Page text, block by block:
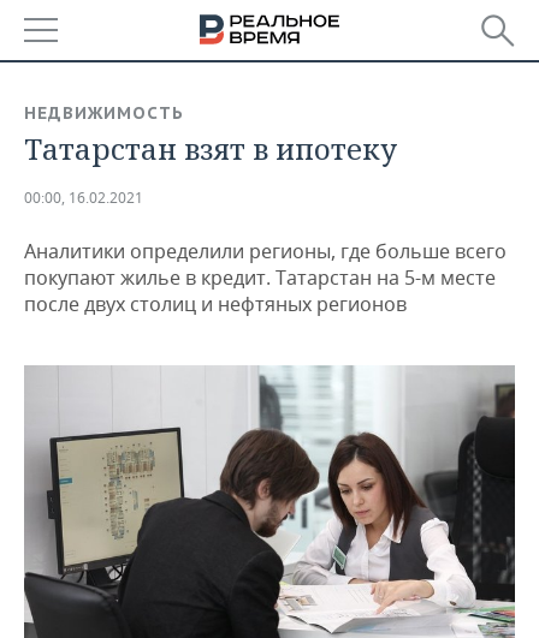
БАШКОРТОСТАН
ТАТАРСТАН
УДМУРТИЯ
НОВОСТИ
АНАЛИТИКА
НОВОСТИ АНАЛИТИКИ
ДЕКЛАРАЦИИ О ДОХОДАХ
КОРОЛИ ГОСЗАКАЗА ПФО
КОМУ ПРИНАДЛЕЖАТ
ТОРГОВЫЕ ЦЕНТРЫ
ТАТАРСТАНА
ЭКОНОМИКА
НОВОСТИ ЭКОНОМИКИ
ФИНАНСЫ
БЮДЖЕТ
ИНВЕСТИЦИИ
ПРОМЫШЛЕННОСТЬ
НОВОСТИ
АГРОПРОМ
МАШИНОСТРОЕНИЕ
НЕФТЕХИМИЯ
НЕФТЬ
НЕДВИЖИМОСТЬ
НОВОСТИ НЕДВИЖИМОСТИ
НОВОСТИ АВТО
БИЗНЕС
НОВОСТИ БИЗНЕСА
РОЗНИЧНАЯ ТОРГОВЛЯ
ТЕХНОЛОГИИ
НОВОСТИ ТЕХНОЛОГИЙ
МЕРОПРИЯТИЯ
НЕДВИЖИМОСТЬ
Татарстан взят в ипотеку
00:00, 16.02.2021
Аналитики определили регионы, где больше всего
покупают жилье в кредит. Татарстан на 5-м месте
после двух столиц и нефтяных регионов